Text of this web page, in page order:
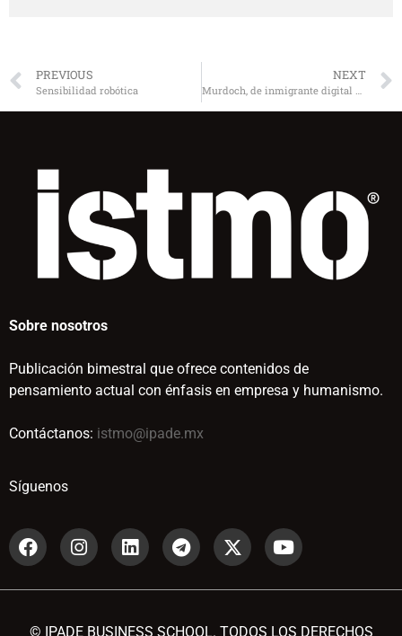
PREVIOUS
Sensibilidad robótica
NEXT
Sobre nosotros
Publicación bimestral que ofrece contenidos de
pensamiento actual con énfasis en empresa y humanismo.
Contáctanos: istmo@ipade.mx
Síguenos
© IPADE BUSINESS SCHOOL. TODOS LOS DERECHOS